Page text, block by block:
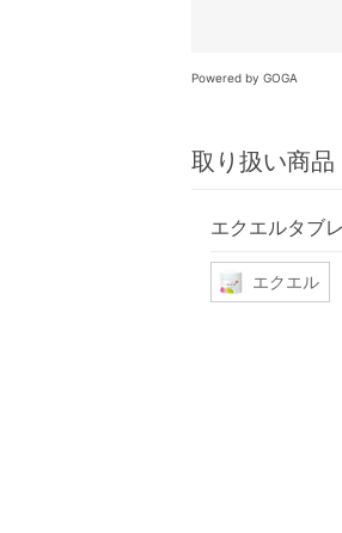
Powered by GOGA
取り扱い商品
エクエルタブ
エクエル